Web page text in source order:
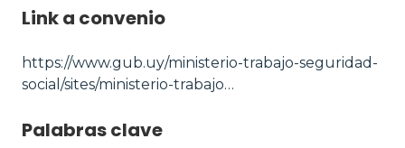
Link a convenio
https://www.gub.uy/ministerio-trabajo-seguridad-
social/sites/ministerio-trabajo…
Palabras clave